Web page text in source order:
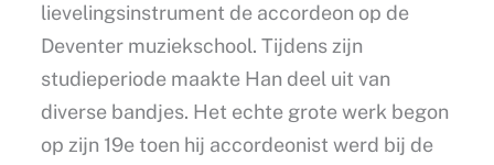
lievelingsinstrument de accordeon op de
Deventer muziekschool. Tijdens zijn
studieperiode maakte Han deel uit van
diverse bandjes. Het echte grote werk begon
op zijn 19e toen hij accordeonist werd bij de